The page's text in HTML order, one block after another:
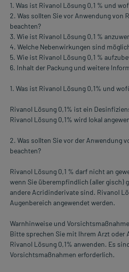
1. Was ist Rivanol Lösung 0,1 % und
2. Was sollten Sie vor Anwendung von
beachten?
3. Wie ist Rivanol Lösung 0,1 %
4. Welche Nebenwirkungen sind
5. Wie ist Rivanol Lösung 0,1 %
6. Inhalt der Packung und weitere
1. Was ist Rivanol Lösung 0,1% und
Rivanol Lösung 0,1% ist ein
Rivanol Lösung 0,1% wird lokal
2. Was sollten Sie vor der Anwendung
beachten?
Rivanol Lösung 0,1 % darf nicht an
wenn Sie überempfindlich (aller gisch)
andere Acridinderivate sind. Rivanol
Augenbereich angewendet werden.
Warnhinweise und
Bitte sprechen Sie mit Ihrem Arzt oder
Rivanol Lösung 0,1% anwenden. Es
Vorsichtsmaßnahmen erforderlich.